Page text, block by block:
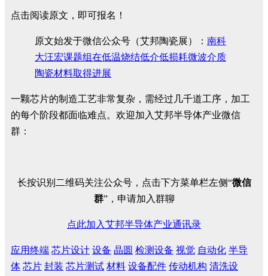
点击阅读原文，即可报名！
原文始发于微信公众号（艾邦陶瓷展）： 南科
大汪宏课题组在低温烧结低介低损耗微波介质
陶瓷材料取得进展
一颗芯片的制造工艺非常复杂，需经过几千道工序，加工
的每个阶段都面临难点。欢迎加入艾邦半导体产业微信
群：
长按识别二维码关注公众号，点击下方菜单栏左侧“微信
群”，申请加入群聊
点此加入艾邦半导体产业通讯录
应用终端 芯片设计 设备 晶圆 检测设备 视觉 自动化 半导
体 芯片 封装 芯片测试 材料 设备配件 传动机构 清洗设